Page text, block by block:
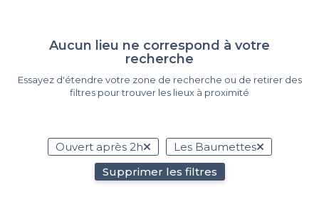
Aucun lieu ne correspond à votre
recherche
Essayez d'étendre votre zone de recherche ou de retirer des
filtres pour trouver les lieux à proximité
Ouvert après 2h
Les Baumettes
Supprimer les filtres